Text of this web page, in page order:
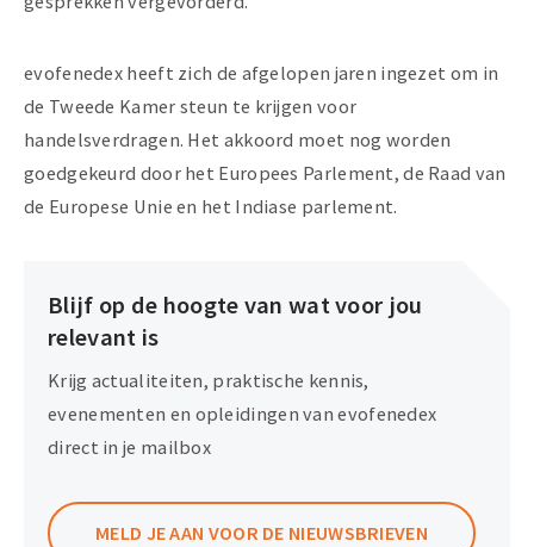
evofenedex heeft zich de afgelopen jaren ingezet om in
de Tweede Kamer steun te krijgen voor
handelsverdragen. Het akkoord moet nog worden
goedgekeurd door het Europees Parlement, de Raad van
de Europese Unie en het Indiase parlement.
Blijf op de hoogte van wat voor jou
relevant is
Krijg actualiteiten, praktische kennis,
evenementen en opleidingen van evofenedex
direct in je mailbox
MELD JE AAN VOOR DE NIEUWSBRIEVEN